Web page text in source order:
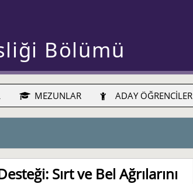
Bölümü
MEZUNLAR ADAY ÖĞRENCİLER
Sırt ve Bel Ağrılarını